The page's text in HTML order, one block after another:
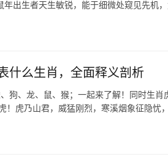
出生者天生敏锐，能于细微处窥见先机
什么生肖，全面释义剖析
狗、龙、鼠、猴；一起来了解！同时生肖
虎乃山君，威猛刚烈，寒溪烟象征隐忧